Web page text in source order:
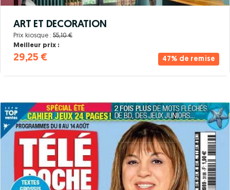
47% de remise
ART ET DECORATION
Prix kiosque : 55,10 €
Meilleur prix :
29,25 €